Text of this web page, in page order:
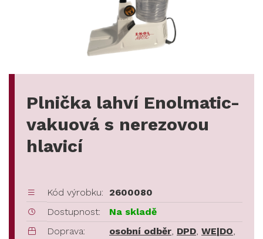
Plnička lahví Enolmatic-
vakuová s nerezovou
hlavicí
Kód výrobku:
2600080
Dostupnost:
Na skladě
Doprava:
osobní odběr, DPD, WE|DO,